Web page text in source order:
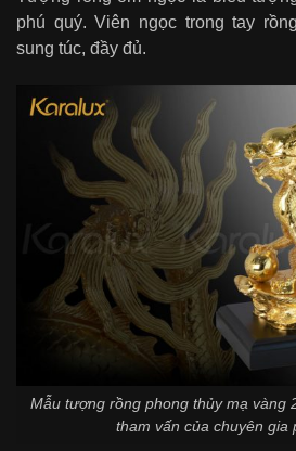
phú quý. Viên ngọc trong tay
sung túc, đầy đủ.
Mẫu tượng rồng phong thủy mạ vàng
tham vấn của chuyên gia